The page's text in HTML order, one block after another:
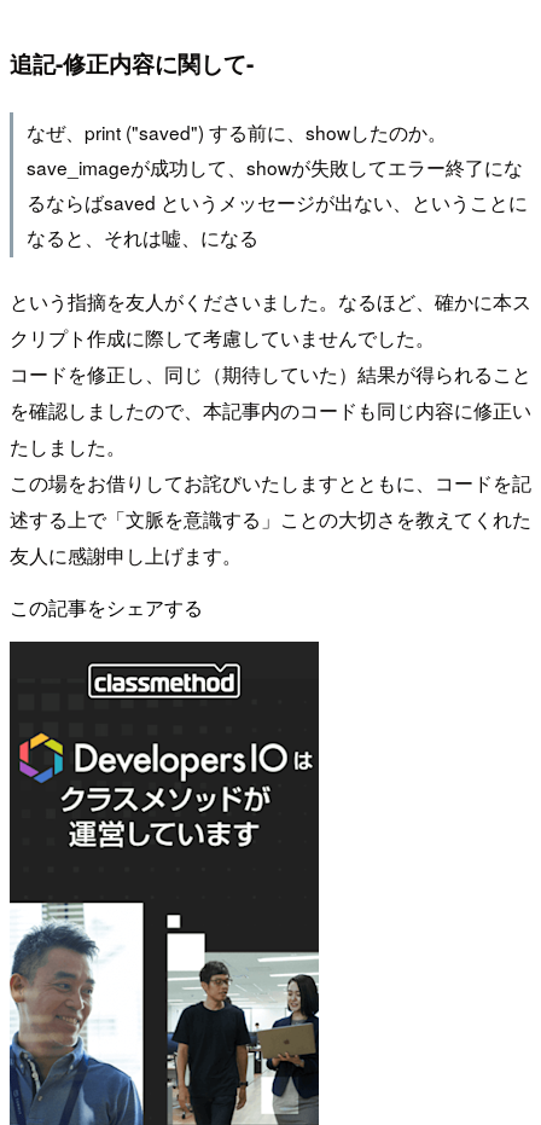
追記-修正内容に関して-
なぜ、print ("saved") する前に、showしたのか。
save_imageが成功して、showが失敗してエラー終了にな
るならばsaved というメッセージが出ない、ということに
なると、それは嘘、になる
という指摘を友人がくださいました。なるほど、確かに本ス
クリプト作成に際して考慮していませんでした。
コードを修正し、同じ（期待していた）結果が得られること
を確認しましたので、本記事内のコードも同じ内容に修正い
たしました。
この場をお借りしてお詫びいたしますとともに、コードを記
述する上で「文脈を意識する」ことの大切さを教えてくれた
友人に感謝申し上げます。
この記事をシェアする